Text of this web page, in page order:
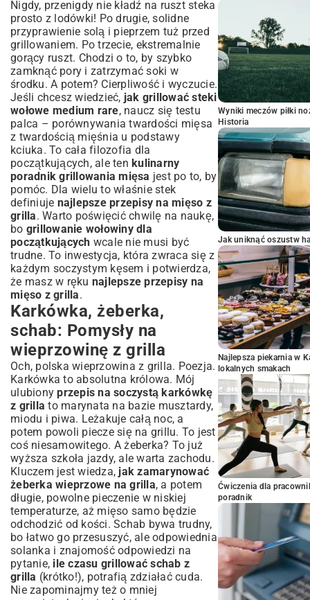
Nigdy, przenigdy nie kładź na ruszt steka
prosto z lodówki! Po drugie, solidne
przyprawienie solą i pieprzem tuż przed
grillowaniem. Po trzecie, ekstremalnie
gorący ruszt. Chodzi o to, by szybko
zamknąć pory i zatrzymać soki w
środku. A potem? Cierpliwość i wyczucie.
Jeśli chcesz wiedzieć, jak grillować steki
wołowe medium rare, naucz się testu
palca – porównywania twardości mięsa
z twardością mięśnia u podstawy
kciuka. To cała filozofia dla
początkujących, ale ten kulinarny
poradnik grillowania mięsa jest po to, by
pomóc. Dla wielu to właśnie stek
definiuje najlepsze przepisy na mięso z
grilla. Warto poświęcić chwilę na naukę,
bo grillowanie wołowiny dla
początkujących wcale nie musi być
trudne. To inwestycja, która zwraca się z
każdym soczystym kęsem i potwierdza,
że masz w ręku najlepsze przepisy na
mięso z grilla.
Karkówka, żeberka,
schab: Pomysły na
wieprzowinę z grilla
Och, polska wieprzowina z grilla. Poezja.
Karkówka to absolutna królowa. Mój
ulubionyprzepis na soczystą karkówkę
z grilla to marynata na bazie musztardy,
miodu i piwa. Leżakuje całą noc, a
potem powoli piecze się na grillu. To jest
coś niesamowitego. A żeberka? To już
wyższa szkoła jazdy, ale warta zachodu.
Kluczem jest wiedza, jak zamarynować
żeberka wieprzowe na grilla, a potem
długie, powolne pieczenie w niskiej
temperaturze, aż mięso samo będzie
odchodzić od kości. Schab bywa trudny,
bo łatwo go przesuszyć, ale odpowiednia
solanka i znajomość odpowiedzi na
pytanie, ile czasu grillować schab z
grilla (krótko!), potrafią zdziałać cuda.
Nie zapominajmy też o mniej
Wyniki meczów piłki
Historia
Jak uniknąć oszustw
Najlepsza piekarnia w
lokalnych smakach
Ćwiczenia dla
poradnik